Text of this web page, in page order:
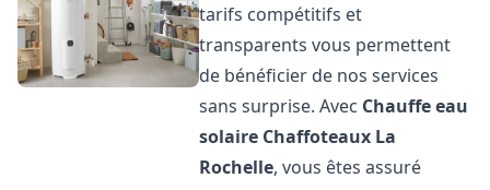
tarifs compétitifs et
transparents vous permettent
de bénéficier de nos services
sans surprise. Avec Chauffe eau
solaire Chaffoteaux La
Rochelle, vous êtes assuré